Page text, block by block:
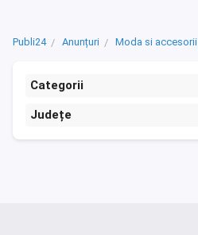
Publi24 Anunțuri Moda si accesorii
Categorii
Județe